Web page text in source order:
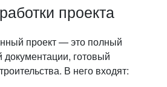
проекта
проект — это полный
документации, готовый
В него входят: